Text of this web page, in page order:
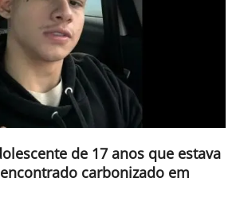
de 17 anos que estava
carbonizado em